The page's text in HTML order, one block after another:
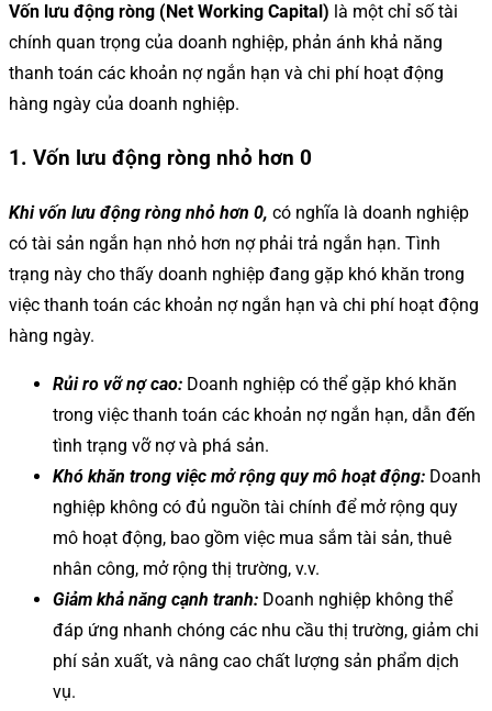
Vốn lưu động ròng (Net Working Capital) là một chỉ số tài
chính quan trọng của doanh nghiệp, phản ánh khả năng
thanh toán các khoản nợ ngắn hạn và chi phí hoạt động
hàng ngày của doanh nghiệp.
1. Vốn lưu động ròng nhỏ hơn 0
Khi vốn lưu động ròng nhỏ hơn 0, có nghĩa là doanh nghiệp
có tài sản ngắn hạn nhỏ hơn nợ phải trả ngắn hạn. Tình
trạng này cho thấy doanh nghiệp đang gặp khó khăn trong
việc thanh toán các khoản nợ ngắn hạn và chi phí hoạt động
hàng ngày.
Rủi ro vỡ nợ cao: Doanh nghiệp có thể gặp khó khăn
trong việc thanh toán các khoản nợ ngắn hạn, dẫn đến
tình trạng vỡ nợ và phá sản.
Khó khăn trong việc mở rộng quy mô hoạt động: Doanh
nghiệp không có đủ nguồn tài chính để mở rộng quy
mô hoạt động, bao gồm việc mua sắm tài sản, thuê
nhân công, mở rộng thị trường, v.v.
Giảm khả năng cạnh tranh: Doanh nghiệp không thể
đáp ứng nhanh chóng các nhu cầu thị trường, giảm chi
phí sản xuất, và nâng cao chất lượng sản phẩm dịch
vụ.